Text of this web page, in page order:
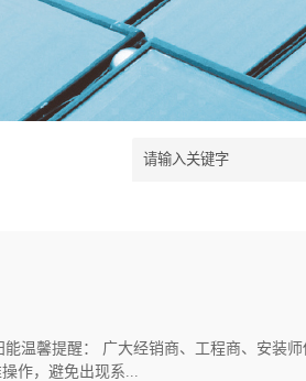
温馨提醒： 广大经销商、工程商、安装师
作，避免出现系...